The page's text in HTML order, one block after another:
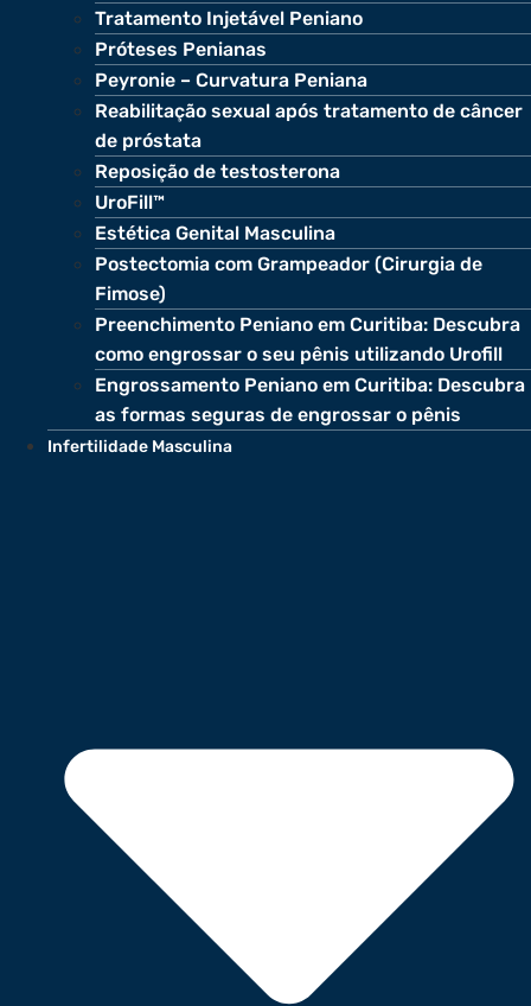
Tratamento Injetável Peniano
Próteses Penianas
Peyronie – Curvatura Peniana
Reabilitação sexual após tratamento de câncer
de próstata
Reposição de testosterona
UroFill™
Estética Genital Masculina
Postectomia com Grampeador (Cirurgia de
Fimose)
Preenchimento Peniano em Curitiba: Descubra
como engrossar o seu pênis utilizando Urofill
Engrossamento Peniano em Curitiba: Descubra
as formas seguras de engrossar o pênis
Infertilidade Masculina